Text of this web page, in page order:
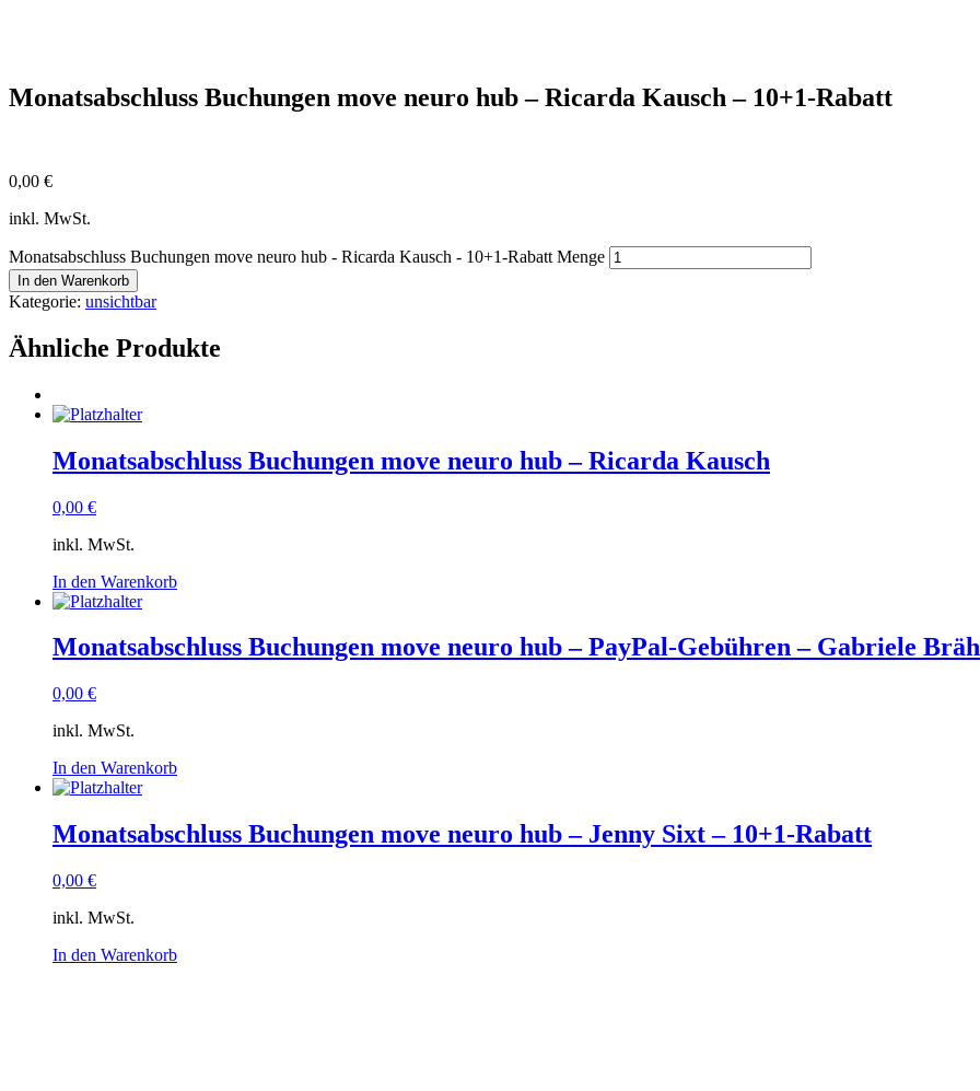
Monatsabschluss Buchungen move neuro hub – Ricarda Kausch – 10+1-Rabatt
0,00 €
inkl. MwSt.
Monatsabschluss Buchungen move neuro hub - Ricarda Kausch - 10+1-Rabatt Menge
In den Warenkorb
Kategorie: unsichtbar
Ähnliche Produkte
Monatsabschluss Buchungen move neuro hub – Ricarda Kausch
0,00 €
inkl. MwSt.
In den Warenkorb
Monatsabschluss Buchungen move neuro hub – PayPal-Gebühren – Gabriele
0,00 €
inkl. MwSt.
In den Warenkorb
Monatsabschluss Buchungen move neuro hub – Jenny Sixt – 10+1-Rabatt
0,00 €
inkl. MwSt.
In den Warenkorb